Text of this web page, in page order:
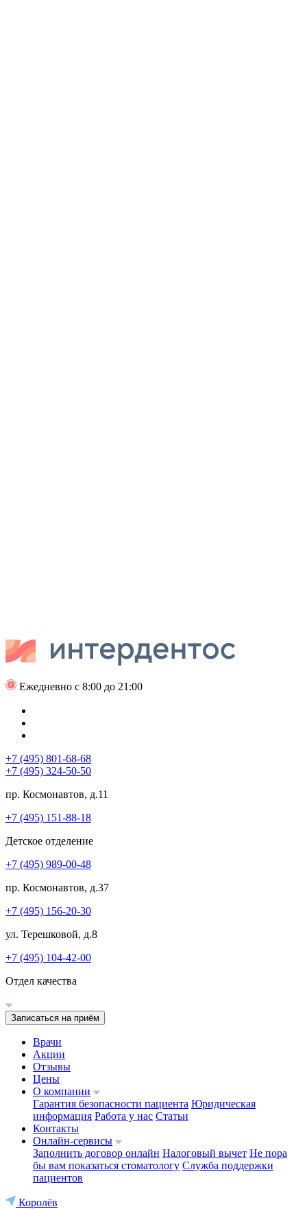
Ежедневно с 8:00 до 21:00
+7 (495) 801-68-68
+7 (495) 324-50-50
пр. Космонавтов, д.11
+7 (495) 151-88-18
Детское отделение
+7 (495) 989-00-48
пр. Космонавтов, д.37
+7 (495) 156-20-30
ул. Терешковой, д.8
+7 (495) 104-42-00
Отдел качества
Записаться на приём
Врачи
Акции
Отзывы
Цены
О компании
Гарантия безопасности пациента Юридическая
информация Работа у нас Статьи
Контакты
Онлайн-сервисы
Заполнить договор онлайн Налоговый вычет Не пора
бы вам показаться стоматологу Служба поддержки
пациентов
Королёв